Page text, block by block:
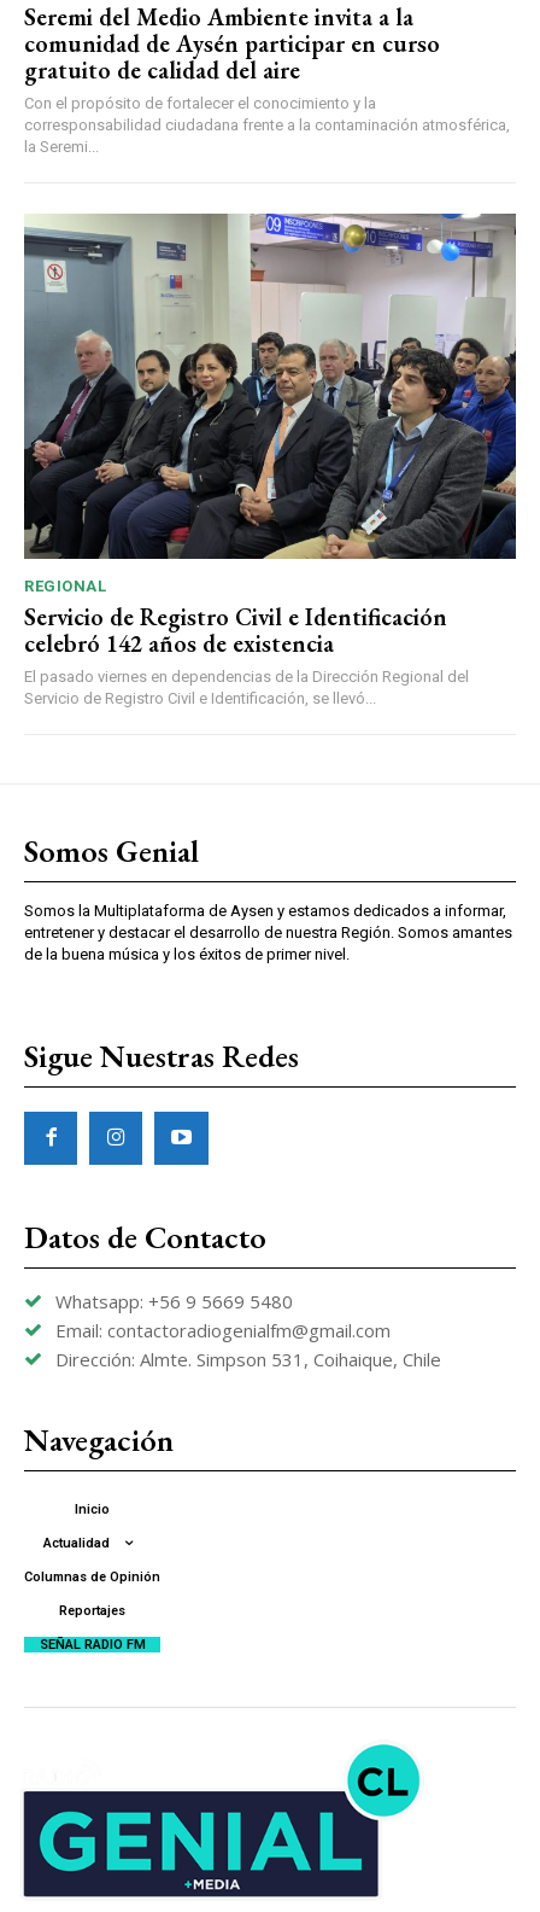
Seremi del Medio Ambiente invita a la
comunidad de Aysén participar en curso
gratuito de calidad del aire
Con el propósito de fortalecer el conocimiento y la
corresponsabilidad ciudadana frente a la contaminación atmosférica,
la Seremi...
REGIONAL
Servicio de Registro Civil e Identificación
celebró 142 años de existencia
El pasado viernes en dependencias de la Dirección Regional del
Servicio de Registro Civil e Identificación, se llevó...
Somos Genial
Somos la Multiplataforma de Aysen y estamos dedicados a informar,
entretener y destacar el desarrollo de nuestra Región. Somos amantes
de la buena música y los éxitos de primer nivel.
Sigue Nuestras Redes
Datos de Contacto
Whatsapp: +56 9 5669 5480
Email: contactoradiogenialfm@gmail.com
Dirección: Almte. Simpson 531, Coihaique, Chile
Navegación
Inicio
Actualidad
Columnas de Opinión
Reportajes
SEÑAL RADIO FM